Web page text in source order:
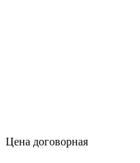
Цена договорная